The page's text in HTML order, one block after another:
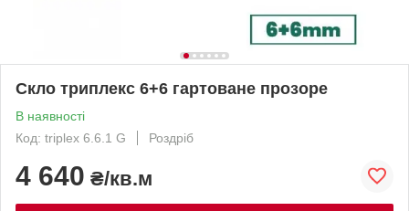
Скло триплекс 6+6 гартоване прозоре
В наявності
Код: triplex 6.6.1 G
Роздріб
4 640 ₴/кв.м